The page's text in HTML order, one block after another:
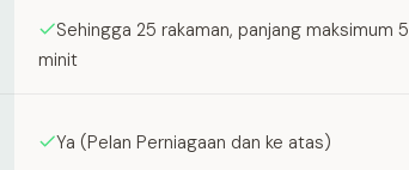
Sehingga 25 rakaman, panjang maksimum 5
minit
Ya (Pelan Perniagaan dan ke atas)